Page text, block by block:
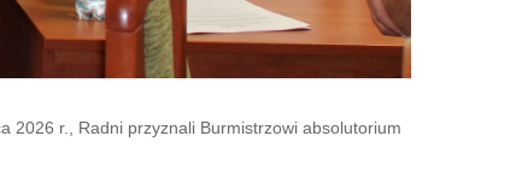
2026 r., Radni przyznali Burmistrzowi absolutorium